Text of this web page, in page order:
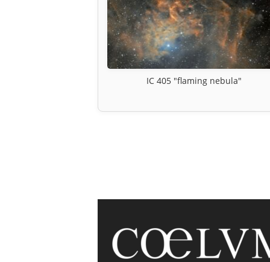
IC 405 "flaming nebula"